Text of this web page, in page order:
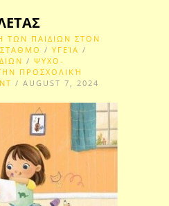
ΤΩΝ ΠΑΙΔΙΩΝ ΣΤΟΝ
ΣΤΑΘΜΟ / ΥΓΕΊΑ /
/ ΨΥΧΟ-
ΠΡΟΣΧΟΛΙΚΉ
/ AUGUST 7, 2024